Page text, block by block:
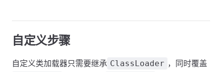
自定义步骤
自定义类加载器只需要继承 ClassLoader ，同时覆盖